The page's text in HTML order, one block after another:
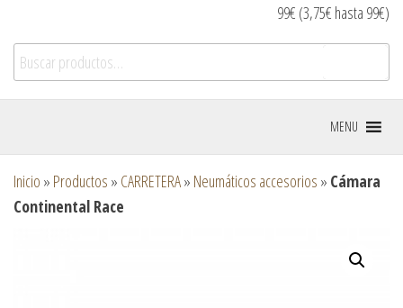
i
99€ (3,75€ hasta 99€)
MENU
Inicio » Productos » CARRETERA» Neumáticos accesorios » Cámara
Continental Race